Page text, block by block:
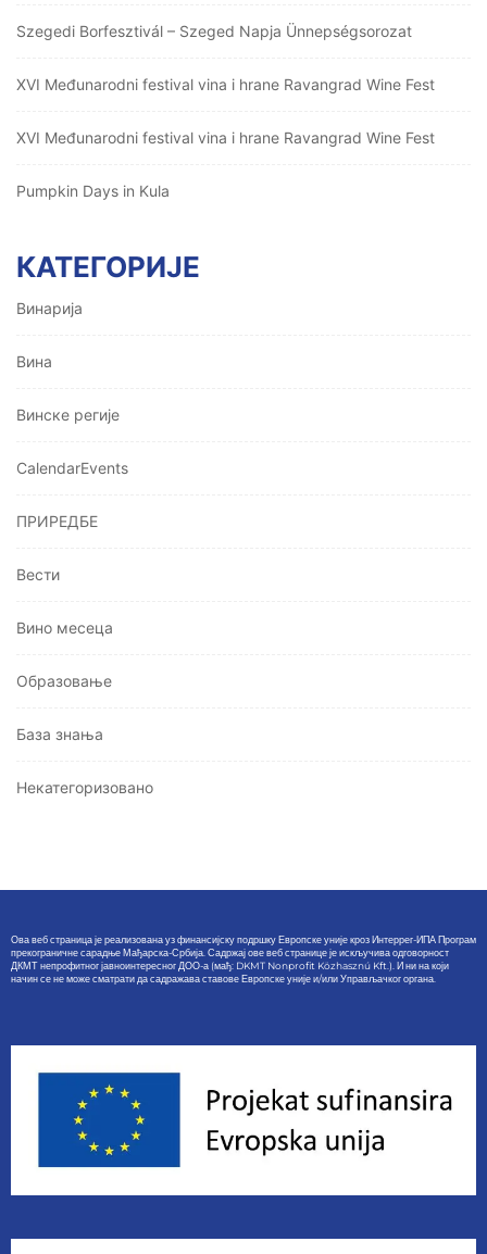
Szegedi Borfesztivál – Szeged Napja Ünnepségsorozat
XVI Međunarodni festival vina i hrane Ravangrad Wine Fest
XVI Međunarodni festival vina i hrane Ravangrad Wine Fest
Pumpkin Days in Kula
КАТЕГОРИЈЕ
Винарија
Вина
Винске регије
CalendarEvents
ПРИРЕДБЕ
Вести
Вино месеца
Oбразовање
База знања
Некатегоризовано
Ова веб страница је реализована уз финансијску подршку Европске уније кроз Интеррег-ИПА Програм
прекограничне сарадње Мађарска-Србија. Садржај ове веб странице је искључива одговорност
ДКМТ непрофитног јавноинтересног ДОО-а (мађ: DKMT Nonprofit Közhasznú Kft.). И ни на који
начин се не може сматрати да садражава ставове Европске уније и/или Управљачког органа.